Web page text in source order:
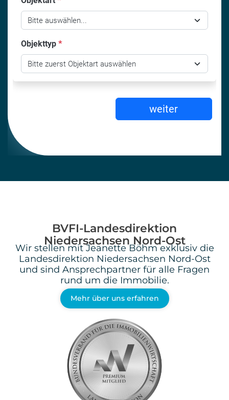
BVFI-Landesdirektion
Niedersachsen Nord-Ost
Wir stellen mit Jeanette Böhm exklusiv die
Landesdirektion Niedersachsen Nord-Ost
und sind Ansprechpartner für alle Fragen
rund um die Immobilie.
Mehr über uns erfahren